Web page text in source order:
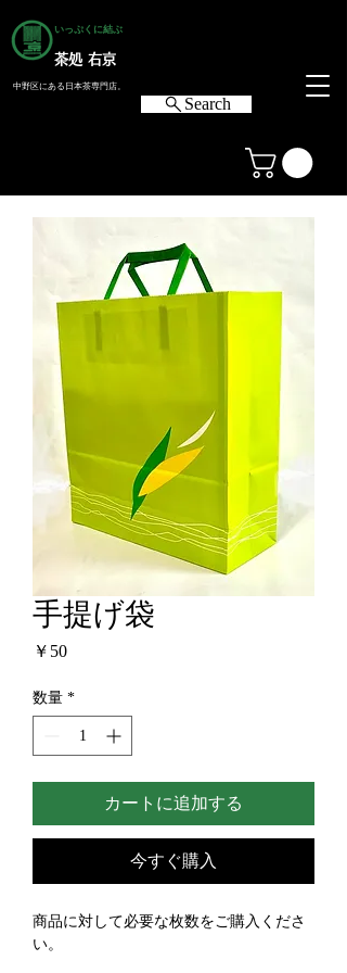
いっぷくに結ぶ
茶処 右京
中野区にある日本茶専門店。
Search
手提げ袋
￥50価
数量 *
カートに追加する
今すぐ購入
商品に対して必要な枚数をご購入くださ
い。